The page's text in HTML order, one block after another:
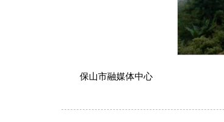
保山市融媒体中心